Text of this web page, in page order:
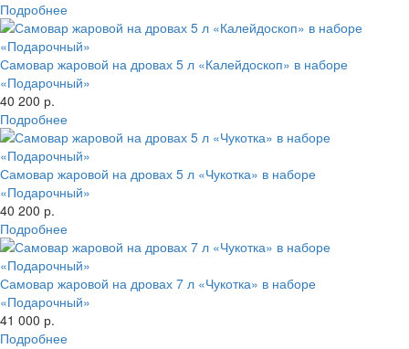
Подробнее
Самовар жаровой на дровах 5 л «Калейдоскоп» в наборе
«Подарочный»
40 200 р.
Подробнее
Самовар жаровой на дровах 5 л «Чукотка» в наборе
«Подарочный»
40 200 р.
Подробнее
Самовар жаровой на дровах 7 л «Чукотка» в наборе
«Подарочный»
41 000 р.
Подробнее